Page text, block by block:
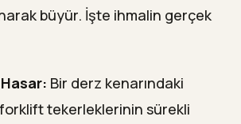
büyür. İşte ihmalin gerçek
Bir derz kenarındaki
forklift tekerleklerinin sürekli